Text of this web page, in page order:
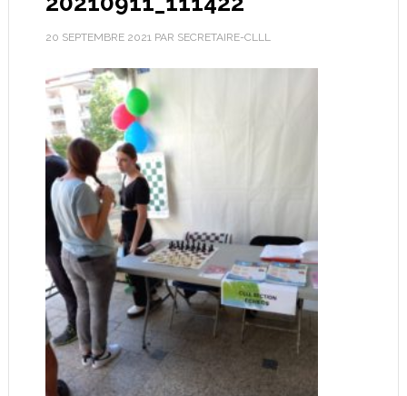
20 SEPTEMBRE 2021PAR SECRETAIRE-CLLL